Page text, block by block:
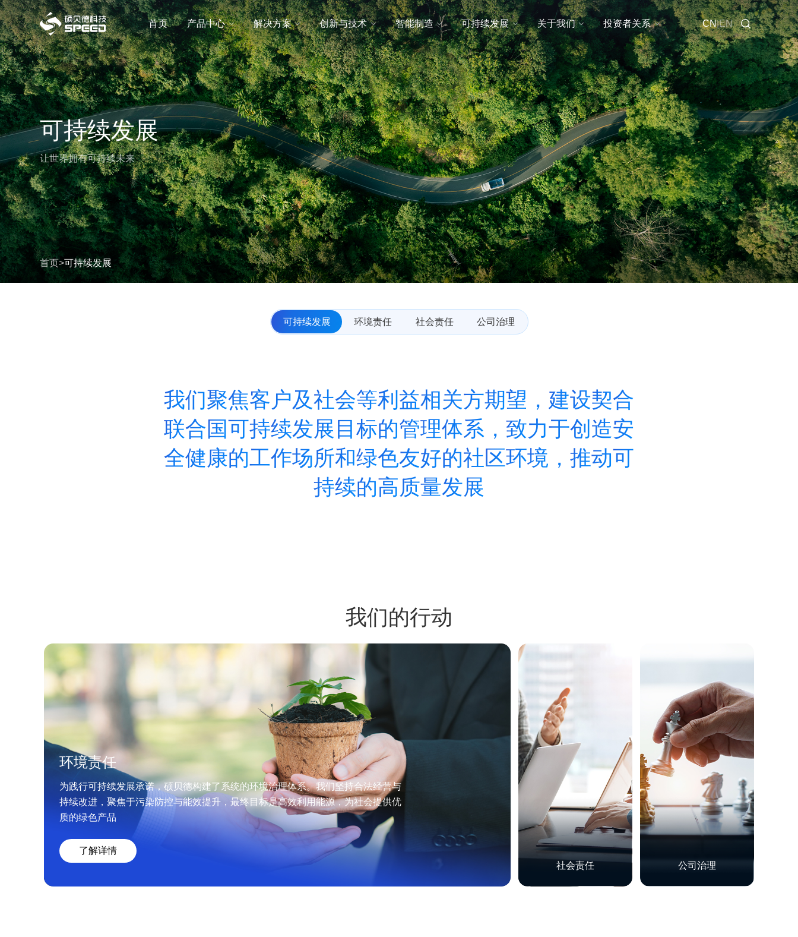
首页 产品中心 解决方案 创新与技术 智能制造 可持续发展 关于我们 投资者关系
首页
产品中心
解决方案
创新与技术
智能制造
可持续发展
关于我们
投资者关系
选择语言 在线咨询
CN|EN
可持续发展
让世界拥有可持续未来
首页>可持续发展
可持续发展 环境责任 社会责任 公司治理
我们聚焦客 户及社会等利 益相关方期望 ， 建设契合
联合国可持续发展 目 标的管理体系 ， 致力于创 造安
全健康的工作场所和绿色友好的社区环境 ， 推动可
持续的高质量发展
我们的行动
环境责任
为践行可持续发展承诺，硕贝德构建了系统的环境治理体系。我们坚持合法经营与
持续改进，聚焦于污染防控与能效提升，最终目标是高效利用能源，为社会提供优
质的绿色产品
了解详情
社会责任
了解详情
公司治理